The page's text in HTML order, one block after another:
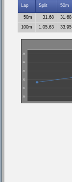
Lap Split 50m
50m 31,68
31,68
100m
1.05,63 33,95